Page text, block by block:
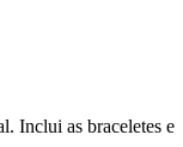
Inclui as braceletes e